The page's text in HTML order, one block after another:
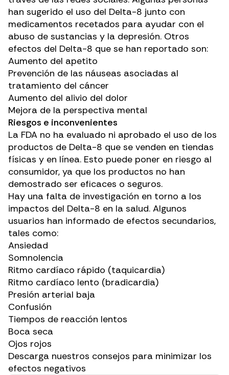
han sugerido el uso del Delta-8 junto con
medicamentos recetados para ayudar con el
abuso de sustancias y la depresión. Otros
efectos del Delta-8 que se han reportado son:
Aumento del apetito
Prevención de las náuseas asociadas al
tratamiento del cáncer
Aumento del alivio del dolor
Mejora de la perspectiva mental
Riesgos e inconvenientes
La FDA no ha evaluado ni aprobado el uso de los
productos de Delta-8 que se venden en tiendas
físicas y en línea. Esto puede poner en riesgo al
consumidor, ya que los productos no han
demostrado ser eficaces o seguros.
Hay una falta de investigación en torno a los
impactos del Delta-8 en la salud. Algunos
usuarios han informado de efectos secundarios,
tales como:
Ansiedad
Somnolencia
Ritmo cardíaco rápido (taquicardia)
Ritmo cardíaco lento (bradicardia)
Presión arterial baja
Confusión
Tiempos de reacción lentos
Boca seca
Ojos rojos
Descarga nuestros consejos para minimizar los
efectos negativos